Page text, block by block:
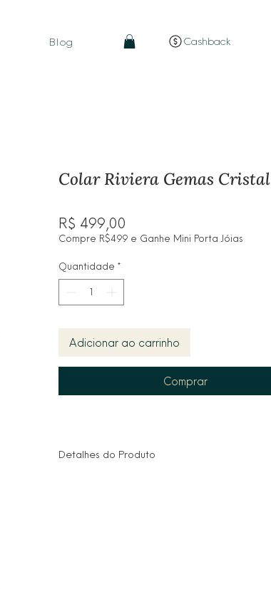
Blog Cashback
Colar Riviera Gemas Cristal
R$ 499,00
Compre R$499 e Ganhe Mini Porta Jóias
Quantidade *
Adicionar ao carrinho
Comprar
Detalhes do Produto